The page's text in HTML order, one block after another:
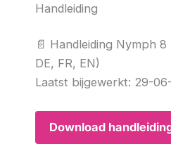
Handleiding
📄 Handleiding Nymph 8
DE, FR, EN)
Laatst bijgewerkt: 29-06-
Download